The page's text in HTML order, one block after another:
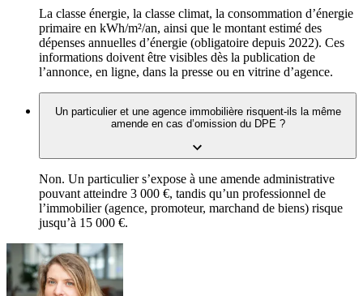
La classe énergie, la classe climat, la consommation d’énergie
primaire en kWh/m²/an, ainsi que le montant estimé des
dépenses annuelles d’énergie (obligatoire depuis 2022). Ces
informations doivent être visibles dès la publication de
l’annonce, en ligne, dans la presse ou en vitrine d’agence.
Un particulier et une agence immobilière risquent-ils la même
amende en cas d’omission du DPE ?
Non. Un particulier s’expose à une amende administrative
pouvant atteindre 3 000 €, tandis qu’un professionnel de
l’immobilier (agence, promoteur, marchand de biens) risque
jusqu’à 15 000 €.